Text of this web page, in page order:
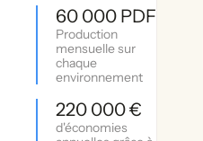
60 000 PDF
Production
mensuelle sur
chaque
environnement
220 000 €
d'économies